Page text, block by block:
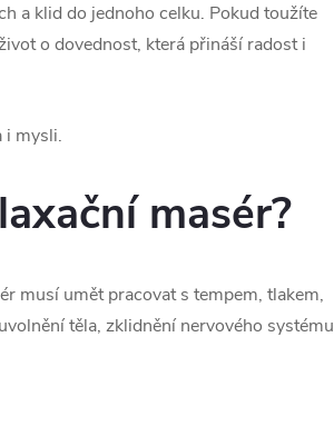
a klid do jednoho celku. Pokud toužíte
o dovednost, která přináší radost i
i mysli.
masér?
musí umět pracovat s tempem, tlakem,
těla, zklidnění nervového systému